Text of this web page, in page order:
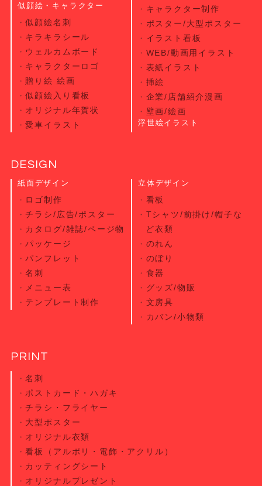
似顔絵・キャラクター
似顔絵名刺
キラキラシール
ウェルカムボード
キャラクターロゴ
贈り絵 絵画
似顔絵入り看板
オリジナル年賀状
愛車イラスト
キャラクター制作
ポスター/大型ポスター
イラスト看板
WEB/動画用イラスト
表紙イラスト
挿絵
企業/店舗紹介漫画
壁画/絵画
浮世絵イラスト
DESIGN
紙面デザイン
ロゴ制作
チラシ/広告/ポスター
カタログ/雑誌/ページ物
パッケージ
パンフレット
名刺
メニュー表
テンプレート制作
立体デザイン
看板
Tシャツ/前掛け/帽子な
ど衣類
のれん
のぼり
食器
グッズ/物販
文房具
カバン/小物類
PRINT
名刺
ポストカード・ハガキ
チラシ・ フライヤー
大型ポスター
オリジナル衣類
看板（アルポリ・電飾・アクリル）
カッティングシート
オリジナルプレゼント